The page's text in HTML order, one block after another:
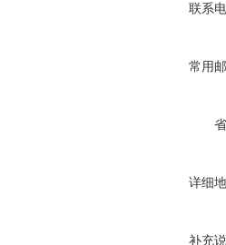
联系
常用
详细
补充